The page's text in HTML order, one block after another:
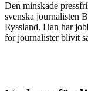
Den minskade
svenska journalisten
Ryssland. Han har
för journalister blivit